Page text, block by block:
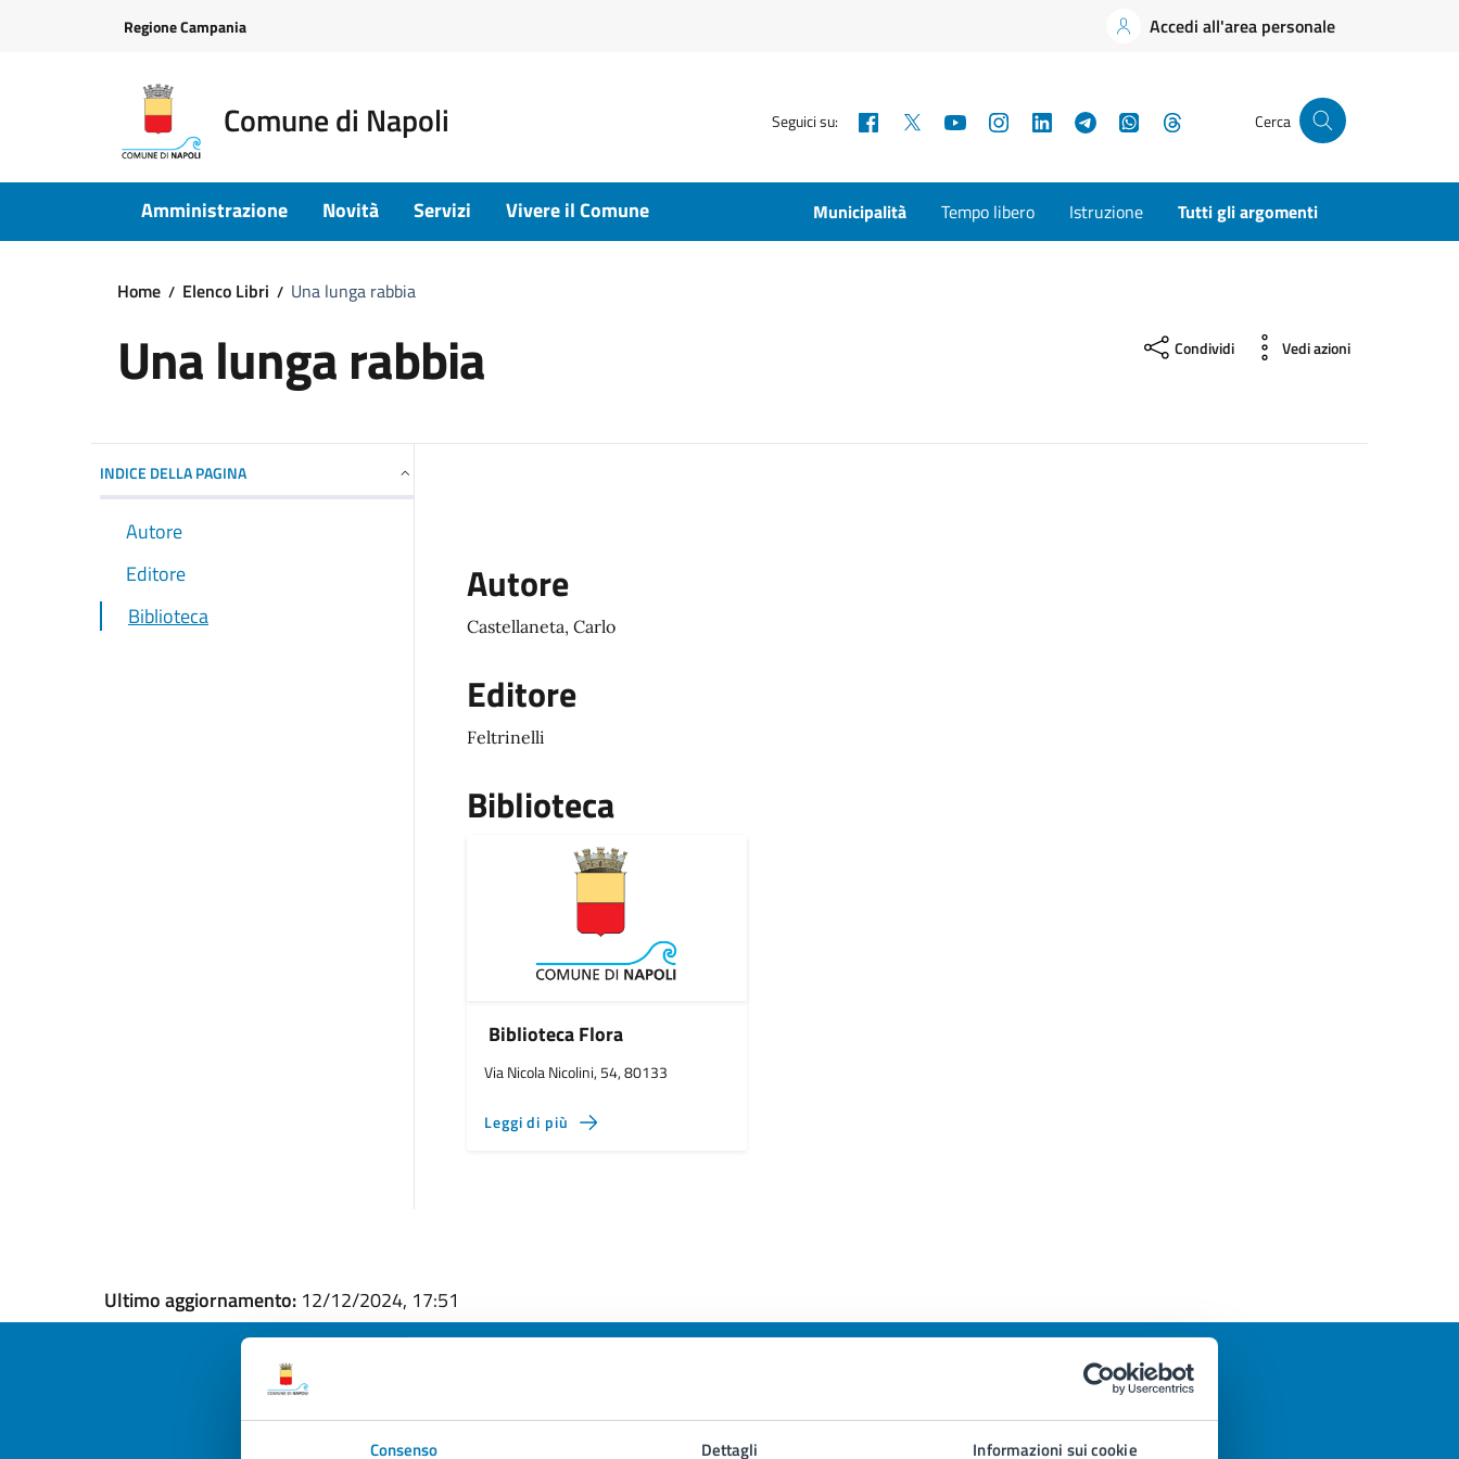
Consenso Dettagli Informazioni sui cookie
Regione Campania Accedi all'area personale
Comune di Napoli Seguici su: Facebook YouTubeInstagramLinkedInTelegramWhatsApp Cerca
Amministrazione Novità Servizi Vivere il Comune Municipalità Tempo libero Istruzione Tutti gli argomenti
Home Elenco Libri Una lunga rabbia
Una lunga rabbia Condividi Vedi azioni
INDICE DELLA PAGINA
Autore
Editore
Biblioteca
Autore
Castellaneta, Carlo
Editore
Feltrinelli
Biblioteca
Biblioteca Flora
Via Nicola Nicolini, 54, 80133
Leggi di più
Ultimo aggiornamento: 12/12/2024, 17:51